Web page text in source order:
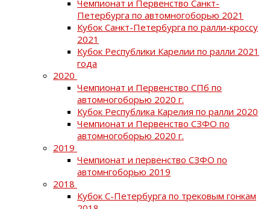
Чемпионат и Первенство Санкт-
Петербурга по автомногоборью 2021
Кубок Санкт-Петербурга по ралли-кроссу
2021
Кубок Республики Карелии по ралли 2021
года
2020
Чемпионат и Первенство СПб по
автомногоборью 2020 г.
Кубок Республика Карелия по ралли 2020
Чемпионат и Первенство СЗФО по
автомногоборью 2020 г.
2019
Чемпионат и первенство СЗФО по
автомнгоборью 2019
2018
Кубок С-Петербурга по трековым гонкам